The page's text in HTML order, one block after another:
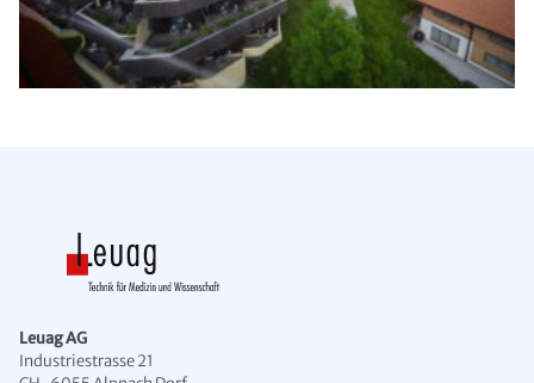
Leuag AG
Industriestrasse 21